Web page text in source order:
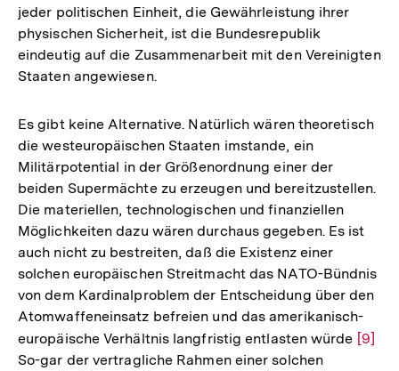
jeder politischen Einheit, die Gewährleistung ihrer
physischen Sicherheit, ist die Bundesrepublik
eindeutig auf die Zusammenarbeit mit den Vereinigten
Staaten angewiesen.
Es gibt keine Alternative. Natürlich wären theoretisch
die westeuropäischen Staaten imstande, ein
Militärpotential in der Größenordnung einer der
beiden Supermächte zu erzeugen und bereitzustellen.
Die materiellen, technologischen und finanziellen
Möglichkeiten dazu wären durchaus gegeben. Es ist
auch nicht zu bestreiten, daß die Existenz einer
solchen europäischen Streitmacht das NATO-Bündnis
von dem Kardinalproblem der Entscheidung über den
Atomwaffeneinsatz befreien und das amerikanisch-
europäische Verhältnis langfristig entlasten würde Zur
[9]
So-gar der vertragliche Rahmen einer solchen